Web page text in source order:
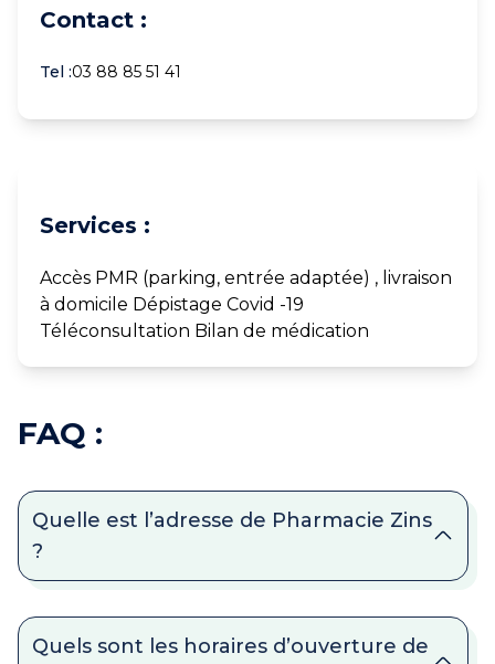
Contact :
Tel :03 88 85 51 41
Services :
Accès PMR (parking, entrée adaptée) , livraison
à domicile Dépistage Covid -19
Téléconsultation Bilan de médication
FAQ :
Quelle est l’adresse de Pharmacie Zins
?
Quels sont les horaires d’ouverture de